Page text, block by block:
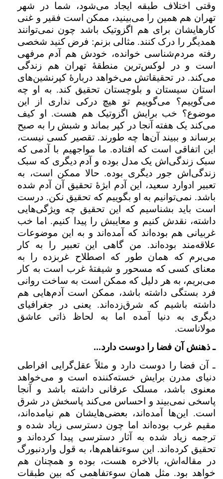
وقتی اختلاف طبقه ایجاد می‌شود، شما در شهر
تهران هم همین را می‌بینید، ممکن است فقیر و غنی
کارهایشان برای هم اگزوتیک باشد چون نمی‌توانند
همدیگر را درک کنند. مثالی بزنم: فرض کنید شخصی
رفته مردم‌شناسی خوانده، خودش هم آدم مرفهی
است و در لوکس‌ترین منطقهٔ تهران هم زندگی
می‌کند. در تحقیقاتش می‌خواهد دربارهٔ کپرنشین‌های
استان سیستان و بلوچستان تحقیق کند. به او چه
می‌گوییم؟ می‌گوییم تو هیچ درکی نداری از این
موضوع؟ خب برایش اگزوتیک هم هست. او کیف
می‌کند یک هفته آنجا در کپر بماند و شبش را به صبح
برساند و ببیند آن‌ها چه طورند. تقصیر کسی نیست،
این اتفاقی است که افتاده. ما مواجهیم با آدمی که
سبک زندگی‌اش یک مدل بوده و آدم دیگری که سبک
زندگی‌اش جور دیگری بوده. حالا ممکن است، به
تعبیر ادوارد سعید، این آدم ابژهٔ تحقیق آن آدم شده
باشد. نمی‌توانیم به او بگوییم که تحقیق نکن. درست
است باید بشناسیم که این تحقیق چه ویژگی‌هایی
داشته،‌ نقدش کنیم و معایبش را پیدا کنیم. اما خب
غربیانی هم بوده‌اند که آمده‌اند و به این موضوعات
علاقه‌مند بوده‌اند. من گاهی این تعبیر را به کار
می‌برم که همان طور که اصطلاح غربزده را به
معنای کسی که مسحور و شیفتهٔ غرب است به کار
می‌بریم،‌ به هر دلیل که ممکن است به ساخت روانی
فرد بستگی داشته باشد،‌ ممکن است آدم‌هایی هم
داشته باشیم که شرق‌زده‌اند. یعنی در جغرافیای
دیگری به دنیا آمده اما به لحاظ ذاتی عاشق
مولاناست.
ـ ذهنش آن فضا را دوست دارد...
ـ آن فضا را دوست دارد و مثلاً عقل‌گرایی افراطی
دنیای مدرن برایش خسته‌کننده است و می‌خواهد
معنوی باشد، مسلک عرفانی داشته باشد و آنجا
پاسخی نمی‌بیند و احساس می‌کند پاسخش در شرق
است. این‌ها آمده‌اند، بعضی‌هایشان هم نیامده‌اند،
مقیم غرب بوده‌اند اما چون دسترسی زیاد شده و
ترجمه زیاد شده به آثار دسترسی پیدا کرده‌اند و
تحقیق کرده‌اند. این سو‌ءتفاهم‌ها، به قول واردنبورگ
در مقاله‌اش، ‌بالاخره هست، بوده و همچنان هم
خواهد بود. مثل همان سوءتفاهمی که بین طبقات